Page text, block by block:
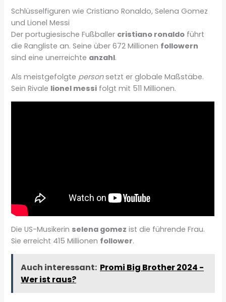
Schlüsselfiguren wie Cristiano Ronaldo, Selena Gomez
und Lionel Messi
Der portugiesische Fußballer cristiano ronaldo führt
die Rangliste an. Seine über 672 Millionen followern
sind eine unerreichte anzahl.
Als meistgefolgte personsetzt er globale Maßstäbe.
Sein Rivale lionel messi folgt mit 511 Millionen.
Die US-Musikerin selena gomez ist die führende Frau.
Sie erreicht 415 Millionen follower.
Auch interessant: Promi Big Brother 2024 -
Wer ist raus?